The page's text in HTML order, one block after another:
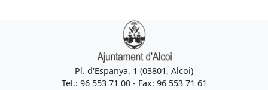
Pl. d'Espanya, 1 (03801, Alcoi)
Tel.: 96 553 71 00 - Fax: 96 553 71 61